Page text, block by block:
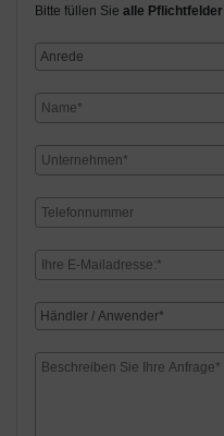
Bitte füllen Sie alle Pflichtfelder